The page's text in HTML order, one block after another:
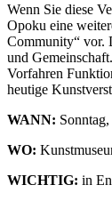
Wenn Sie diese
Opoku eine
Community“ vor.
und Gemeinschaft.
Vorfahren
heutige
WANN:
WO:
WICHTIG: in